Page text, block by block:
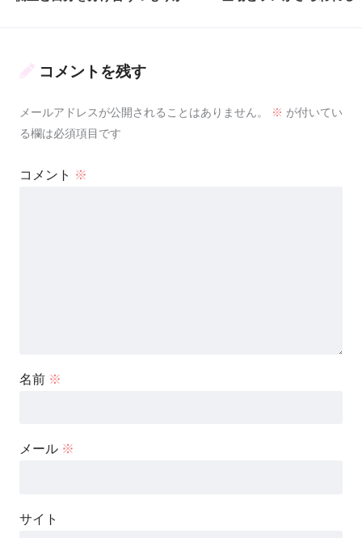
コメントを残す
メールアドレスが公開されることはありません。 ※ が付いてい
る欄は必須項目です
コメント ※
名前 ※
メール ※
サイト